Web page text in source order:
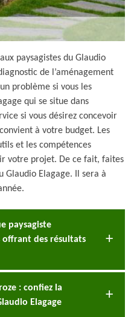
paysagistes du Glaudio
de l’aménagement
problème si vous les
qui se situe dans
si vous désirez concevoir
à votre budget. Les
et les compétences
votre projet. De ce fait, faites
Glaudio Elagage. Il sera à
paysagiste
offrant des résultats
: confiez la
Elagage